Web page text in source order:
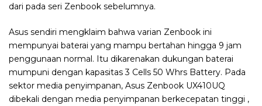
dari pada seri Zenbook sebelumnya.
Asus sendiri mengklaim bahwa varian Zenbook ini
mempunyai baterai yang mampu bertahan hingga 9 jam
penggunaan normal. Itu dikarenakan dukungan baterai
mumpuni dengan kapasitas 3 Cells 50 Whrs Battery. Pada
sektor media penyimpanan, Asus Zenbook UX410UQ
dibekali dengan media penyimpanan berkecepatan tinggi ,